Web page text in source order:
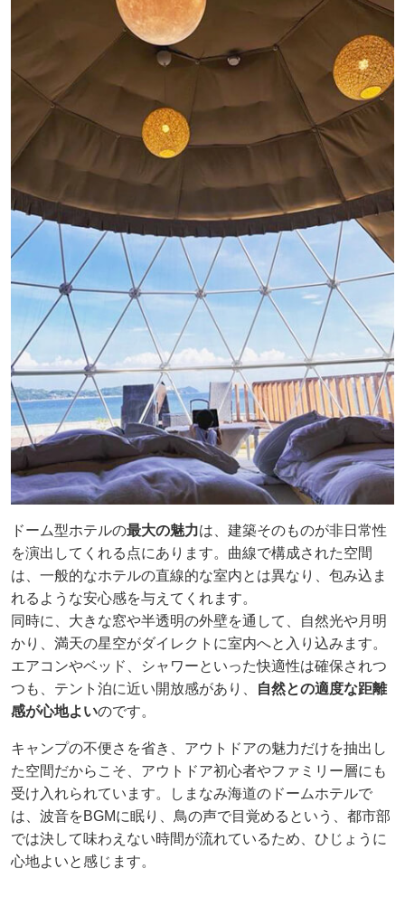
ドーム型ホテルの最大の魅力は、建築そのものが非日常性
を演出してくれる点にあります。曲線で構成された空間
は、一般的なホテルの直線的な室内とは異なり、包み込ま
れるような安心感を与えてくれます。
同時に、大きな窓や半透明の外壁を通して、自然光や月明
かり、満天の星空がダイレクトに室内へと入り込みます。
エアコンやベッド、シャワーといった快適性は確保されつ
つも、テント泊に近い開放感があり、
自然との適度な距離
感が心地よいのです。
キャンプの不便さを省き、アウトドアの魅力だけを抽出し
た空間だからこそ、アウトドア初心者やファミリー層にも
受け入れられています。しまなみ海道のドームホテルで
は、波音をBGMに眠り、鳥の声で目覚めるという、都市部
では決して味わえない時間が流れているため、ひじょうに
心地よいと感じます。